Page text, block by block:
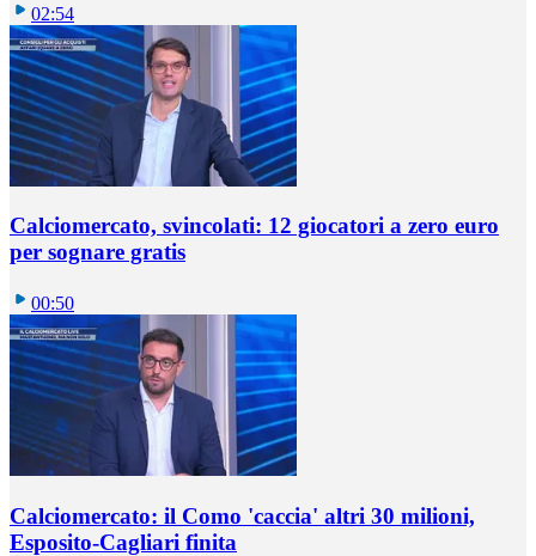
02:54
Calciomercato, svincolati: 12 giocatori a zero euro
per sognare gratis
00:50
Calciomercato: il Como 'caccia' altri 30 milioni,
Esposito-Cagliari finita